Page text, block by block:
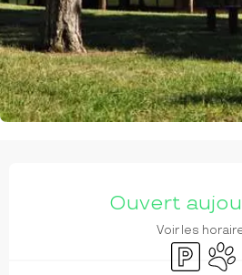
Ouvert
Voir les
Parking